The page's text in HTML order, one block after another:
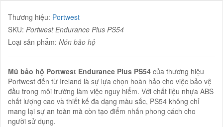
Thương hiệu: Portwest
SKU: Portwest Endurance Plus PS54
Loại sản phẩm: Nón bảo hộ
Mũ bảo hộ Portwest Endurance Plus PS54 của thương hiệu
Portwest đến từ Ireland là sự lựa chọn hoàn hảo cho việc bảo vệ
đầu trong môi trường làm việc nguy hiểm. Với chất liệu nhựa ABS
chất lượng cao và thiết kế đa dạng màu sắc, PS54 không chỉ
mang lại sự an toàn mà còn tạo điểm nhấn phong cách cho
người sử dụng.